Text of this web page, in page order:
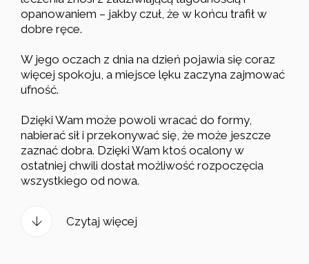
opanowaniem – jakby czuł, że w końcu trafił w
dobre ręce.
W jego oczach z dnia na dzień pojawia się coraz
więcej spokoju, a miejsce lęku zaczyna zajmować
ufność.
Dzięki Wam może powoli wracać do formy,
nabierać sił i przekonywać się, że może jeszcze
zaznać dobra. Dzięki Wam ktoś ocalony w
ostatniej chwili dostał możliwość rozpoczęcia
wszystkiego od nowa.
Czytaj więcej